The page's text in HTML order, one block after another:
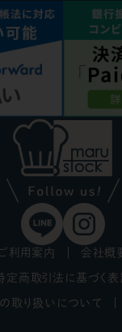
ご利用案内 会社概
定商取引法に基づく表
取り扱いについて